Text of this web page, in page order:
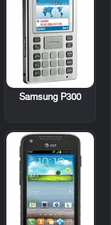
Samsung P300